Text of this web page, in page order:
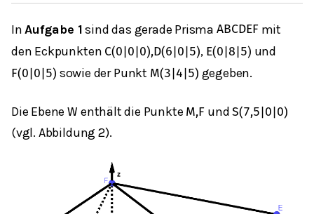
InAufgabe 1sind das gerade Prisma ABCDEF mit
den Eckpunkten C(0 0 0),D(6 0 5), E(0 8 5) und
F(0 0 5) sowie der Punkt M(3 4 5) gegeben.
Die EbeneW enthält die Punkte M,F undS(7,5 0 0)
(vgl. Abbildung 2).